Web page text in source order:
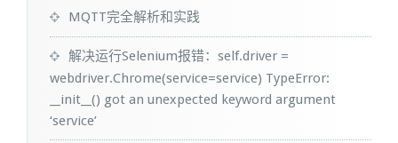
MQTT完全解析和实践
解决运行Selenium报错：self.driver =
webdriver.Chrome(service=service) TypeError:
__init__() got an unexpected keyword argument
‘service’